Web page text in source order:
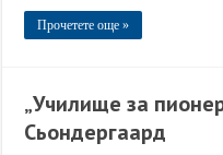
Прочетете още »
„Училище за
Сьондергаард